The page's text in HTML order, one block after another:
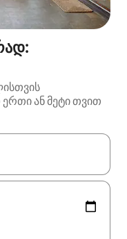
ან მეტი თვით
ნავიგაციისთვის